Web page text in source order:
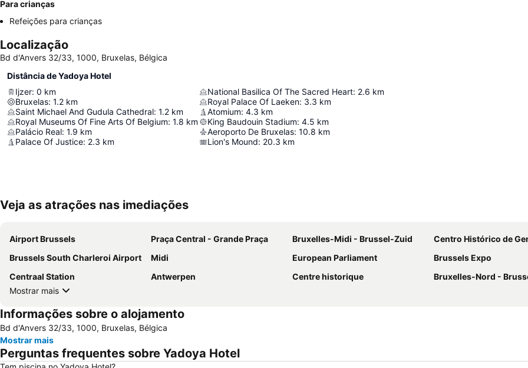
Para crianças
Refeições para crianças
Localização
Bd d'Anvers 32/33, 1000, Bruxelas, Bélgica
Distância de Yadoya Hotel
Ijzer: 0 km
Bruxelas: 1.2 km
Saint Michael And Gudula Cathedral: 1.2 km
Royal Museums Of Fine Arts Of Belgium: 1.8 km
Palácio Real: 1.9 km
Palace Of Justice: 2.3 km
National Basilica Of The Sacred Heart: 2.6 km
Royal Palace Of Laeken: 3.3 km
Atomium: 4.3 km
King Baudouin Stadium: 4.5 km
Aeroporto De Bruxelas: 10.8 km
Lion's Mound: 20.3 km
Veja as atrações nas imediações
Airport Brussels Praça Central - Grande Praça Bruxelles-Midi - Brussel-Zuid
Centro Histórico de
Brussels South Charleroi Airport
Midi European Parliament
Brussels Expo
Centraal Station
Antwerpen Centre historique
Bruxelles-Nord -
Mostrar mais
Informações sobre o alojamento
Bd d'Anvers 32/33, 1000, Bruxelas, Bélgica
Mostrar mais
Perguntas frequentes sobre Yadoya Hotel